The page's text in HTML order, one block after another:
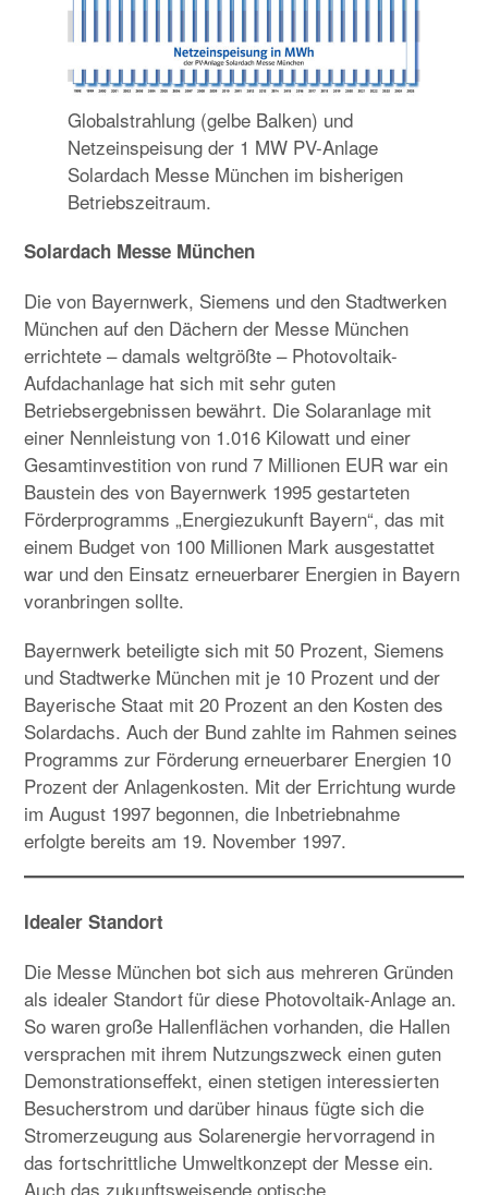
Globalstrahlung (gelbe Balken) und
Netzeinspeisung der 1 MW PV-Anlage
Solardach Messe München im bisherigen
Betriebszeitraum.
Solardach Messe München
Die von Bayernwerk, Siemens und den Stadtwerken
München auf den Dächern der Messe München
errichtete – damals weltgrößte – Photovoltaik-
Aufdachanlage hat sich mit sehr guten
Betriebsergebnissen bewährt. Die Solaranlage mit
einer Nennleistung von 1.016 Kilowatt und einer
Gesamtinvestition von rund 7 Millionen EUR war ein
Baustein des von Bayernwerk 1995 gestarteten
Förderprogramms „Energiezukunft Bayern“, das mit
einem Budget von 100 Millionen Mark ausgestattet
war und den Einsatz erneuerbarer Energien in Bayern
voranbringen sollte.
Bayernwerk beteiligte sich mit 50 Prozent, Siemens
und Stadtwerke München mit je 10 Prozent und der
Bayerische Staat mit 20 Prozent an den Kosten des
Solardachs. Auch der Bund zahlte im Rahmen seines
Programms zur Förderung erneuerbarer Energien 10
Prozent der Anlagenkosten. Mit der Errichtung wurde
im August 1997 begonnen, die Inbetriebnahme
erfolgte bereits am 19. November 1997.
Idealer Standort
Die Messe München bot sich aus mehreren Gründen
als idealer Standort für diese Photovoltaik-Anlage an.
So waren große Hallenflächen vorhanden, die Hallen
versprachen mit ihrem Nutzungszweck einen guten
Demonstrationseffekt, einen stetigen interessierten
Besucherstrom und darüber hinaus fügte sich die
Stromerzeugung aus Solarenergie hervorragend in
das fortschrittliche Umweltkonzept der Messe ein.
Auch das zukunftsweisende optische